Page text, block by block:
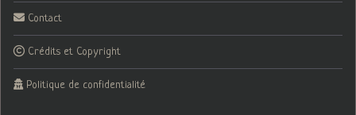
Contact
Crédits et Copyright
Politique de confidentialité